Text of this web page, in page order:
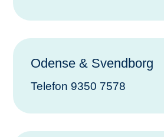
Odense & Svendborg
Telefon 9350 7578